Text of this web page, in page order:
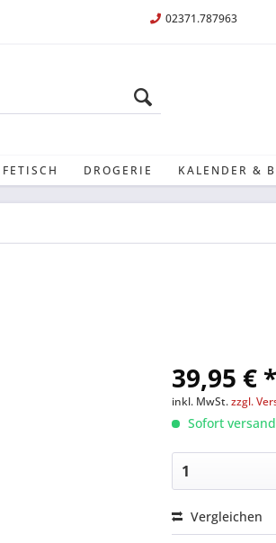
02371.787963
FETISCH DROGERIE KALENDER &
39,95 € *
inkl. MwSt.zzgl.
Sofort
Vergleichen